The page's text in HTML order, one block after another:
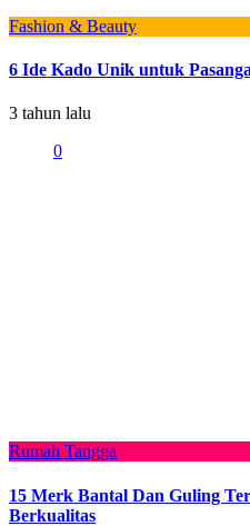
Fashion & Beauty
6 Ide Kado Unik untuk
3 tahun lalu
0
Rumah Tangga
15 Merk Bantal Dan Guling
Berkualitas